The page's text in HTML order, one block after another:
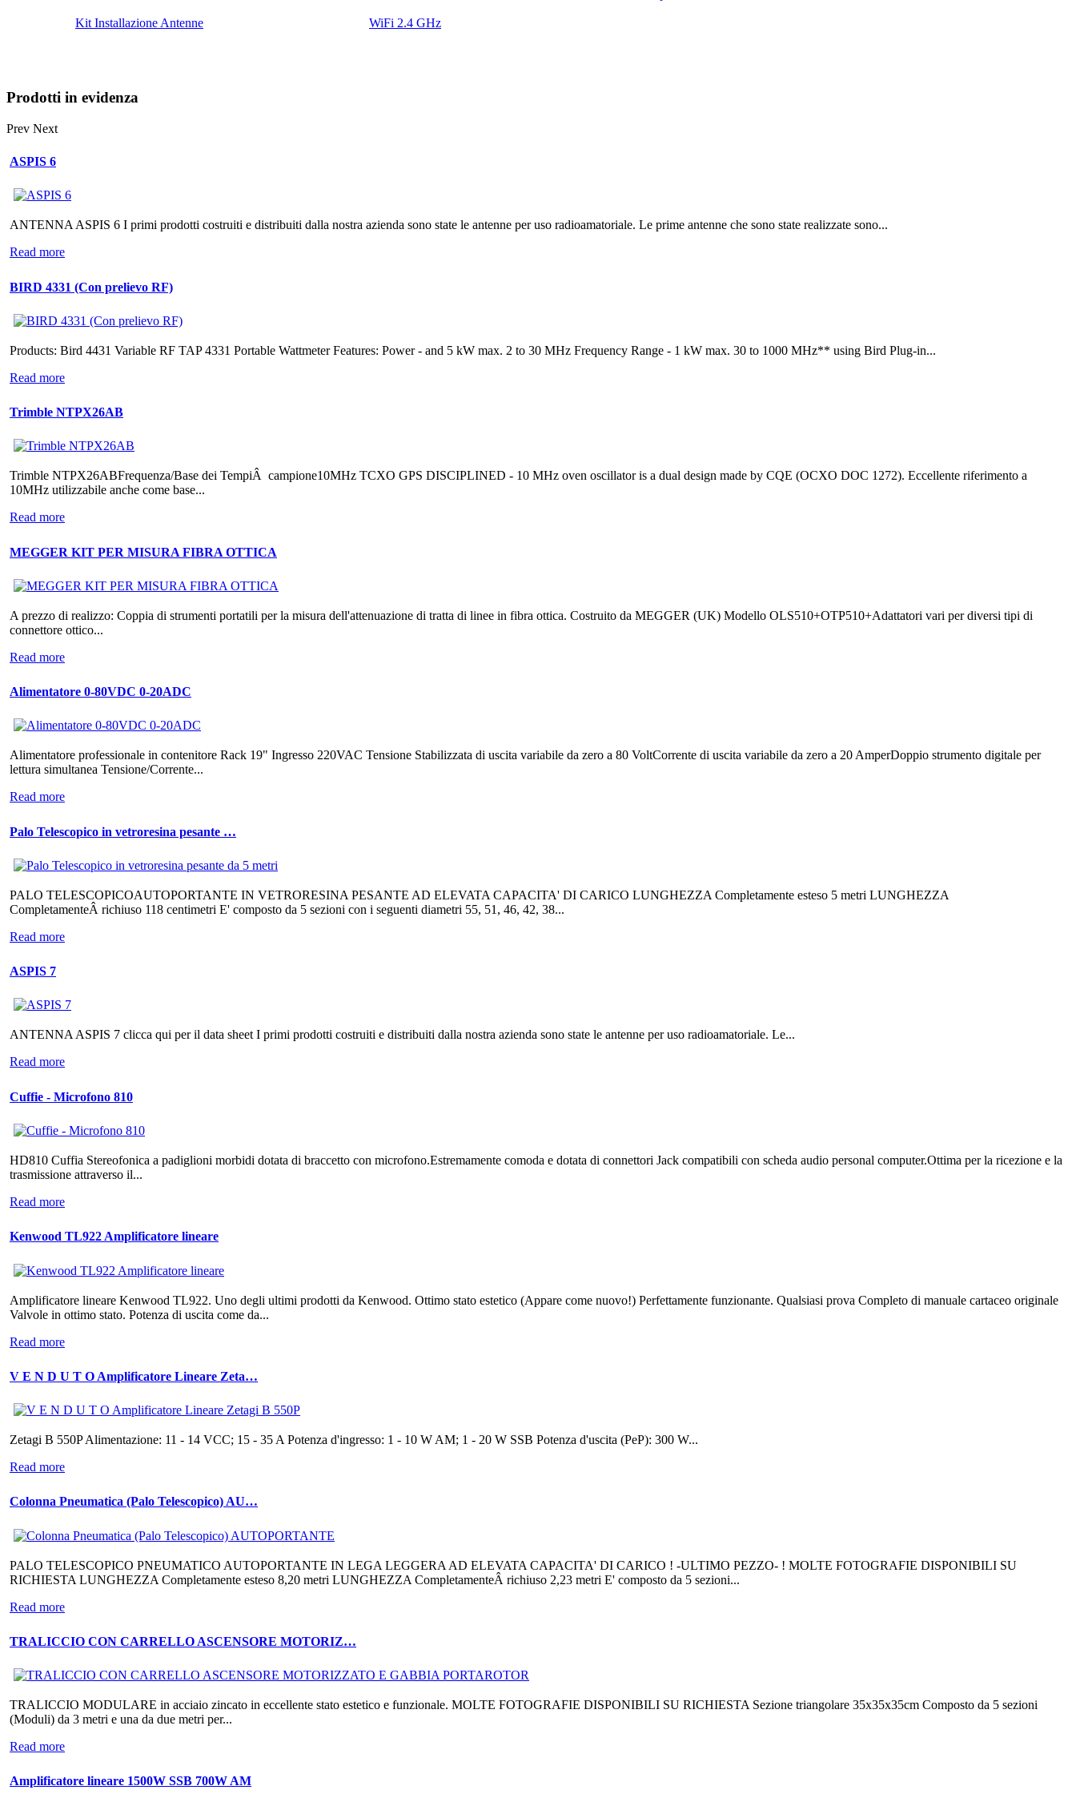
Kit Installazione Antenne WiFi 2.4 GHz
Prodotti in evidenza
Prev Next
ASPIS 6
ANTENNA ASPIS 6 I primi prodotti costruiti e distribuiti dalla nostra azienda sono state le antenne per uso radioamatoriale. Le prime antenne che sono state realizzate sono...
Read more
BIRD 4331 (Con prelievo RF)
Products: Bird 4431 Variable RF TAP 4331 Portable Wattmeter Features: Power - and 5 kW max. 2 to 30 MHz Frequency Range - 1 kW max. 30 to 1000 MHz** using Bird Plug-in...
Read more
Trimble NTPX26AB
Trimble NTPX26ABFrequenza/Base dei TempiÂ campione10MHz TCXO GPS DISCIPLINED - 10 MHz oven oscillator is a dual design made by CQE (OCXO DOC 1272). Eccellente riferimento a
10MHz utilizzabile anche come base...
Read more
MEGGER KIT PER MISURA FIBRA OTTICA
A prezzo di realizzo: Coppia di strumenti portatili per la misura dell'attenuazione di tratta di linee in fibra ottica. Costruito da MEGGER (UK) Modello OLS510+OTP510+Adattatori vari per diversi tipi di
connettore ottico...
Read more
Alimentatore 0-80VDC 0-20ADC
Alimentatore professionale in contenitore Rack 19" Ingresso 220VAC Tensione Stabilizzata di uscita variabile da zero a 80 VoltCorrente di uscita variabile da zero a 20 AmperDoppio strumento digitale per
lettura simultanea Tensione/Corrente...
Read more
Palo Telescopico in vetroresina pesante …
PALO TELESCOPICOAUTOPORTANTE IN VETRORESINA PESANTE AD ELEVATA CAPACITA' DI CARICO LUNGHEZZA Completamente esteso 5 metri LUNGHEZZA
CompletamenteÂ richiuso 118 centimetri E' composto da 5 sezioni con i seguenti diametri 55, 51, 46, 42, 38...
Read more
ASPIS 7
ANTENNA ASPIS 7 clicca qui per il data sheet I primi prodotti costruiti e distribuiti dalla nostra azienda sono state le antenne per uso radioamatoriale. Le...
Read more
Cuffie - Microfono 810
HD810 Cuffia Stereofonica a padiglioni morbidi dotata di braccetto con microfono.Estremamente comoda e dotata di connettori Jack compatibili con scheda audio personal computer.Ottima per la ricezione e la
trasmissione attraverso il...
Read more
Kenwood TL922 Amplificatore lineare
Amplificatore lineare Kenwood TL922. Uno degli ultimi prodotti da Kenwood. Ottimo stato estetico (Appare come nuovo!) Perfettamente funzionante. Qualsiasi prova Completo di manuale cartaceo originale
Valvole in ottimo stato. Potenza di uscita come da...
Read more
V E N D U T O Amplificatore Lineare Zeta…
Zetagi B 550P Alimentazione: 11 - 14 VCC; 15 - 35 A Potenza d'ingresso: 1 - 10 W AM; 1 - 20 W SSB Potenza d'uscita (PeP): 300 W...
Read more
Colonna Pneumatica (Palo Telescopico) AU…
PALO TELESCOPICO PNEUMATICO AUTOPORTANTE IN LEGA LEGGERA AD ELEVATA CAPACITA' DI CARICO ! -ULTIMO PEZZO- ! MOLTE FOTOGRAFIE DISPONIBILI SU
RICHIESTA LUNGHEZZA Completamente esteso 8,20 metri LUNGHEZZA CompletamenteÂ richiuso 2,23 metri E' composto da 5 sezioni...
Read more
TRALICCIO CON CARRELLO ASCENSORE MOTORIZ…
TRALICCIO MODULARE in acciaio zincato in eccellente stato estetico e funzionale. MOLTE FOTOGRAFIE DISPONIBILI SU RICHIESTA Sezione triangolare 35x35x35cm Composto da 5 sezioni
(Moduli) da 3 metri e una da due metri per...
Read more
Amplificatore lineare 1500W SSB 700W AM